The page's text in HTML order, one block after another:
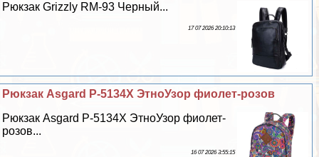
Рюкзак Grizzly RM-93 Черный...
17 07 2026 20:10:13
Рюкзак Asgard Р-5134Х ЭтноУзор фиолет-розов
Рюкзак Asgard Р-5134Х ЭтноУзор фиолет-
розов...
16 07 2026 3:55:15